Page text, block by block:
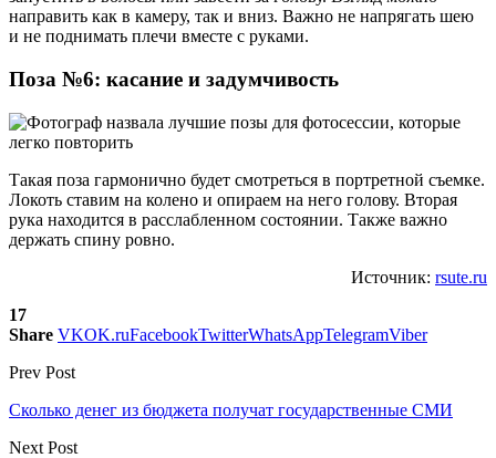
направить как в камеру, так и вниз. Важно не напрягать шею
и не поднимать плечи вместе с руками.
Поза №6: касание и задумчивость
Такая поза гармонично будет смотреться в портретной съемке.
Локоть ставим на колено и опираем на него голову. Вторая
рука находится в расслабленном состоянии. Также важно
держать спину ровно.
Источник: rsute.ru
17
Share VKOK.ruFacebookTwitterWhatsAppTelegramViber
Prev Post
Сколько денег из бюджета получат государственные СМИ
Next Post